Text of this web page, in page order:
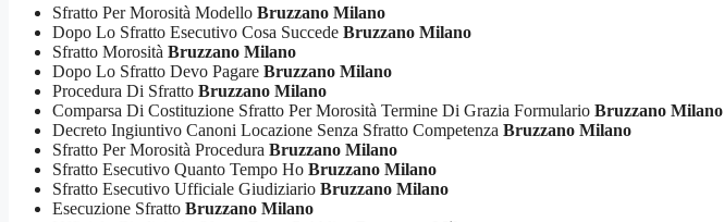
Sfratto Per Morosità Modello Bruzzano Milano
Dopo Lo Sfratto Esecutivo Cosa Succede Bruzzano Milano
Sfratto Morosità Bruzzano Milano
Dopo Lo Sfratto Devo Pagare Bruzzano Milano
Procedura Di Sfratto Bruzzano Milano
Comparsa Di Costituzione Sfratto Per Morosità Termine Di Grazia Formulario Bruzzano Milano
Decreto Ingiuntivo Canoni Locazione Senza Sfratto Competenza Bruzzano Milano
Sfratto Per Morosità Procedura Bruzzano Milano
Sfratto Esecutivo Quanto Tempo Ho Bruzzano Milano
Sfratto Esecutivo Ufficiale Giudiziario Bruzzano Milano
Esecuzione Sfratto Bruzzano Milano